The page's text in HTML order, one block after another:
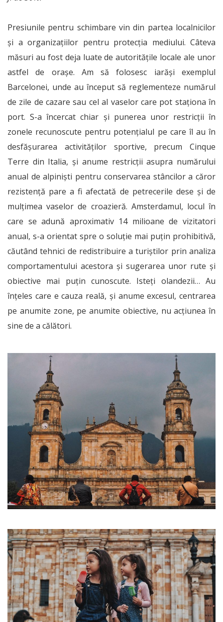
Presiunile pentru schimbare vin din partea local­nicilor
și a organizațiilor pentru protecția mediului. Câteva
măsuri au fost deja luate de autoritățile locale ale unor
astfel de orașe. Am să folosesc iarăși exemplul
Barcelonei, unde au început să reglementeze numărul
de zile de cazare sau cel al vaselor care pot staționa în
port. S-a încercat chiar și punerea unor restricții în
zonele recunoscute pentru potențialul pe care îl au în
desfășurarea activităților sportive, precum Cinque
Terre din Italia, și anume restricții asupra numărului
anual de alpiniști pentru conservarea stâncilor a căror
rezistență pare a fi afectată de petrecerile dese și de
mulțimea vaselor de croazieră. Amsterdamul, locul în
care se adună aproximativ 14 milioane de vizitatori
anual, s-a orientat spre o soluție mai puțin prohibitivă,
căutând tehnici de redistribuire a turiștilor prin analiza
comportamentului acestora și sugerarea unor rute și
obiective mai puțin cunoscute. Isteți olandezii… Au
înțeles care e cauza reală, și anume excesul, centrarea
pe anumite zone, pe anumite obiective, nu acțiunea în
sine de a călători.